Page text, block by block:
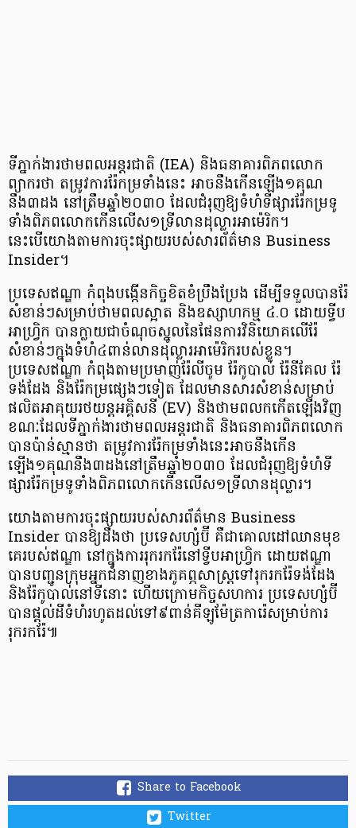
ទីភ្នាក់ងារថាមពលអន្តរជាតិ (IEA) និងធនាគារពិភពលោក
ព្យាករថា តម្រូវការរ៉ែកម្រទាំងនេះ អាចនឹងកើនឡើង១គុណ
នឹង៣ដង នៅត្រឹមឆ្នាំ២០៣០ ដែលជំរុញឱ្យទំហំទីផ្សាររ៉ែកម្រទូ
ទាំងពិភពលោកកើនលើស១ទ្រីលានដុល្លារអាម៉េរិក។
នេះបើយោងតាមការចុះផ្សាយរបស់សារព័ត៌មាន Business
Insider។
ប្រទេសឥណ្ឌា កំពុងបង្កើនកិច្ចខិតខំប្រឹងប្រែង ដើម្បីទទួលបានរ៉ែ
សំខាន់ៗសម្រាប់ថាមពលស្អាត និងឧស្សាហកម្ម ៤.០ ដោយទ្វីប
អាហ្រ្វិក បានក្លាយជាចំណុចស្នូលនៃផែនការវិនិយោគលើរ៉ែ
សំខាន់ៗក្នុងទំហំ៤ពាន់លានដុល្លារអាម៉េរិករបស់ខ្លួន។
ប្រទេសឥណ្ឌា កំពុងតាមប្រមាញ់រ៉ែលីចូម រ៉ែកូបាល់ រ៉ែនីគែល រ៉ែ
ទង់ដែង និងរ៉ែកម្រផ្សេងៗទៀត ដែលមានសារសំខាន់សម្រាប់
ផលិតអាគុយរថយន្តអគ្គិសនី (EV) និងថាមពលកកើតឡើងវិញ
ខណៈដែលទីភ្នាក់ងារថាមពលអន្តរជាតិ និងធនាគារពិភពលោក
បានប៉ាន់ស្មានថា តម្រូវការរ៉ែកម្រទាំងនេះអាចនឹងកើន
ឡើង១គុណនឹង៣ដងនៅត្រឹមឆ្នាំ២០៣០ ដែលជំរុញឱ្យទំហំទី
ផ្សាររ៉ែកម្រទូទាំងពិភពលោកកើនលើស១ទ្រីលានដុល្លារ។
យោងតាមការចុះផ្សាយរបស់សារព័ត៌មាន Business
Insider បានឱ្យដឹងថា ប្រទេសហ្សំប៊ី គឺជាគោលដៅឈានមុខ
គេរបស់ឥណ្ឌា នៅក្នុងការរុករករ៉ែនៅទ្វីបអាហ្វ្រិក ដោយឥណ្ឌា
បានបញ្ជូនក្រុមអ្នកជំនាញខាងភូគព្ភសាស្ត្រទៅរុករករ៉ែទង់ដែង
និងរ៉ែកូបាល់នៅទីនោះ ហើយក្រោមកិច្ចសហការ ប្រទេសហ្សំប៊ី
បានផ្ដល់ដីទំហំរហូតដល់ទៅ៩ពាន់គីឡូម៉ែត្រការ៉េសម្រាប់ការ
រុករករ៉ែ៕
Share to Facebook
Twitter